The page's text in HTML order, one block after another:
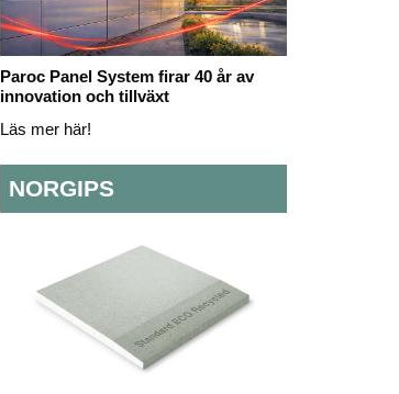
Paroc Panel System firar 40 år av
innovation och tillväxt
Läs mer här!
NORGIPS